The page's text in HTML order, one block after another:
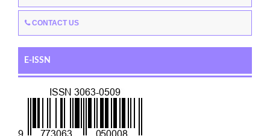
CONTACT US
E-ISSN